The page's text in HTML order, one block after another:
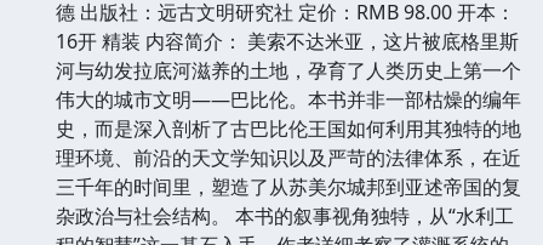
德 出版社：远古文明研究社 定价：RMB 98.00 开本：
16开 精装 内容简介： 美索不达米亚，这片被底格里斯
河与幼发拉底河滋养的土地，孕育了人类历史上第一个
伟大的城市文明——巴比伦。本书并非一部枯燥的编年
史，而是深入剖析了古巴比伦王国如何利用其独特的地
理环境、前沿的天文学知识以及严苛的法律体系，在近
三千年的时间里，塑造了从苏美尔城邦到亚述帝国的复
杂政治与社会结构。 本书的叙事视角独特，从“水利工